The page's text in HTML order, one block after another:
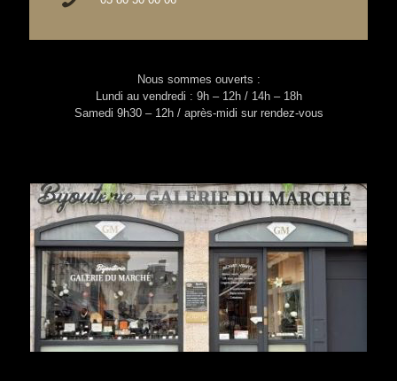
Nous sommes ouverts :
Lundi au vendredi : 9h – 12h / 14h – 18h
Samedi 9h30 – 12h / après-midi sur rendez-vous